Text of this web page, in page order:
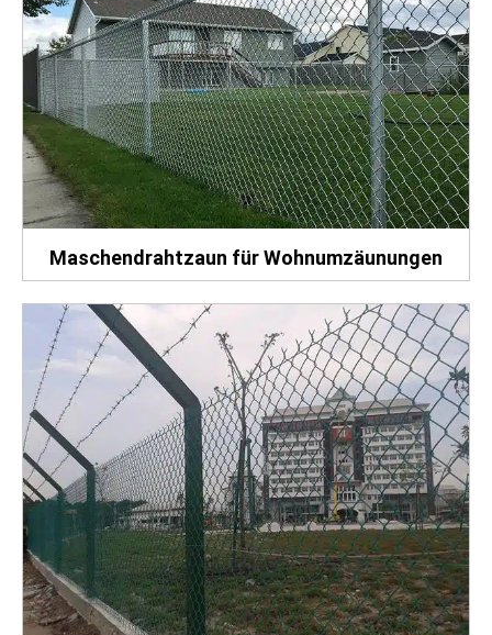
Maschendrahtzaun für Wohnumzäunungen